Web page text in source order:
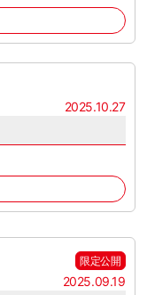
2025.10.27
限定公開
2025.09.19